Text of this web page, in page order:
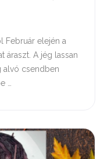
Február elején a
áraszt. A jég lassan
alvó csendben
…